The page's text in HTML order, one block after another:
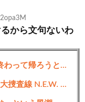
から文句ないわ
【悲報】ちいかわ映画、朝一上映終わって帰ろうとしたおじさん、少女に声をかけられ…
佐藤二朗主演予定だった映画｢踊る大捜査線 N.E.W. メトロポリスを駆け抜けろ！｣のスピンオフ作品の撮影中止が正式に決定 本広監督の投稿はなんだったのか